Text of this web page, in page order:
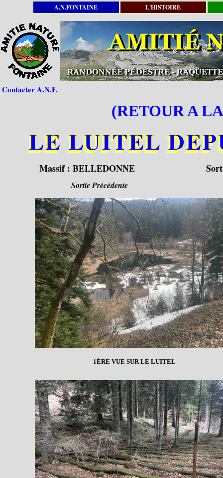
A.N.FONTAINE L'HISTOIRE
Contacter A.N.F.
(RETOUR A
LE LUITEL
Massif : BELLEDONNE
Sortie Précédente
1ÉRE VUE SUR LE LUITEL